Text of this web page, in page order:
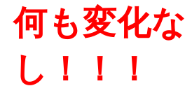
何も変化な
し！！！